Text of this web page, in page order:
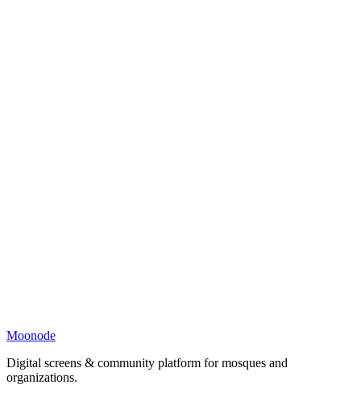
Moonode
Digital screens & community platform for mosques and
organizations.